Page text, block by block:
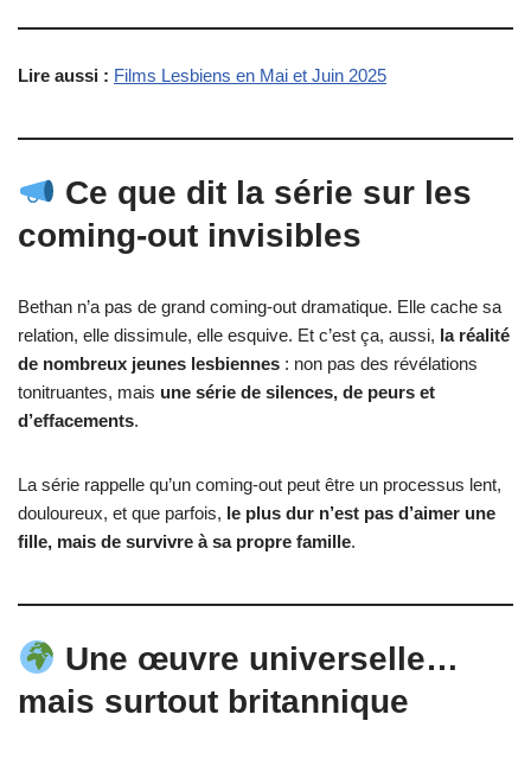
Lire aussi : Films Lesbiens en Mai et Juin 2025
Ce que dit la série sur les
coming-out invisibles
Bethan n’a pas de grand coming-out dramatique. Elle cache sa
relation, elle dissimule, elle esquive. Et c’est ça, aussi, la réalité
de nombreux jeunes lesbiennes : non pas des révélations
tonitruantes, mais une série de silences, de peurs et
d’effacements.
La série rappelle qu’un coming-out peut être un processus lent,
douloureux, et que parfois, le plus dur n’est pas d’aimer une
fille, mais de survivre à sa propre famille.
Une œuvre universelle…
mais surtout britannique